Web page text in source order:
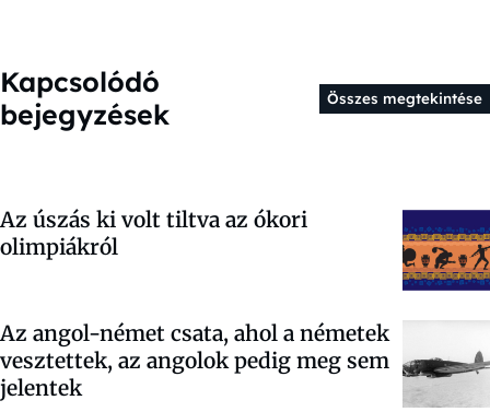
Kapcsolódó
bejegyzések
Összes megtekintése
Az úszás ki volt tiltva az ókori
olimpiákról
Az angol-német csata, ahol a németek
vesztettek, az angolok pedig meg sem
jelentek